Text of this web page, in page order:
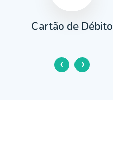
Cartão de Débito
‹ ›